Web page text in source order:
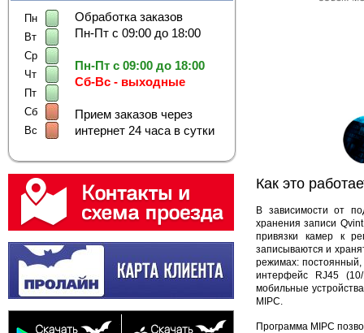
Пн
Вт
Ср
Чт
Пт
Сб
Вс
Обработка заказов
Пн-Пт с 09:00 до 18:00
Пн-Пт с 09:00 до 18:00
Сб-Вс - выходные
Прием заказов через
интернет 24 часа в сутки
Как это
В зависимости от
хранения записи
привязки камер к
записываются и
режимах: постоянный,
интерфейс RJ45 (10/
мобильные
MIPC.
Программа MIPC